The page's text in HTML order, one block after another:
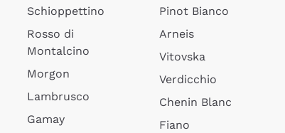
Schioppettino
Rosso di
Montalcino
Morgon
Lambrusco
Gamay
Pinot Bianco
Arneis
Vitovska
Verdicchio
Chenin Blanc
Fiano